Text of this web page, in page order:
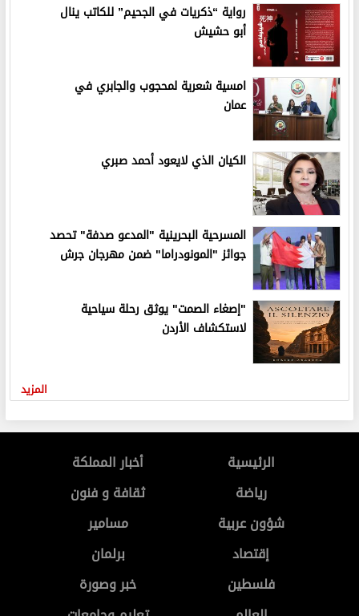
رواية “ذكريات في الجحيم” للكاتب ينال
أبو حشيش
امسية شعرية لمحجوب والجابري في
عمان
الكيان الذي لايعود أحمد صبري
المسرحية البحرينية "المدعو صدفة" تحصد
جوائز "المونودراما" ضمن مهرجان جرش
"إصغاء الصمت" يوثق رحلة سياحية
لاستكشاف الأردن
المزيد
الرئيسية
أخبار المملكة
رياضة
ثقافة و فنون
شؤون عربية
مسامير
إقتصاد
برلمان
فلسطين
خبر وصورة